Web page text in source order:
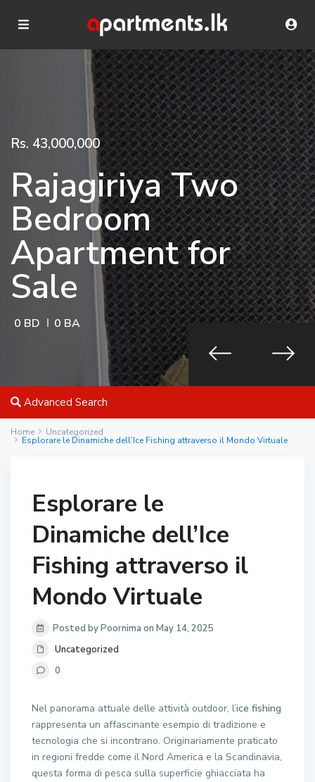
Rs. 43,000,000
Rajagiriya Two
Bedroom
Apartment for
Sale
0 BD 0 BA
Advanced Search
Home Uncategorized
Esplorare le Dinamiche dell’Ice Fishing attraverso il Mondo Virtuale
Esplorare le
Dinamiche dell’Ice
Fishing attraverso il
Mondo Virtuale
Posted by Poornima on May 14, 2025
Uncategorized
0
Nel panorama attuale delle attività outdoor, l’ice fishing
rappresenta un affascinante esempio di tradizione e
tecnologia che si incontrano. Originariamente praticato
in regioni fredde come il Nord America e la Scandinavia,
questa forma di pesca sulla superficie ghiacciata ha